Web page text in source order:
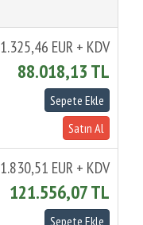
1.325,46 EUR + KDV
88.018,13 TL
1.830,51 EUR + KDV
121.556,07 TL